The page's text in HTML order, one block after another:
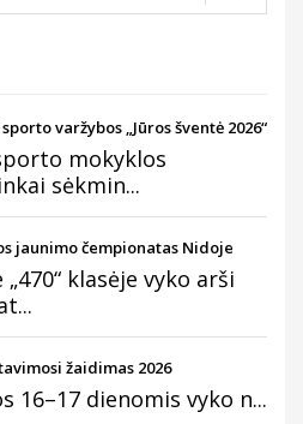
varžybos „Jūros šventė 2026“
mokyklos
sėkmin...
jaunimo čempionatas Nidoje
klasėje vyko arši
žaidimas 2026
16–17 dienomis vyko n...